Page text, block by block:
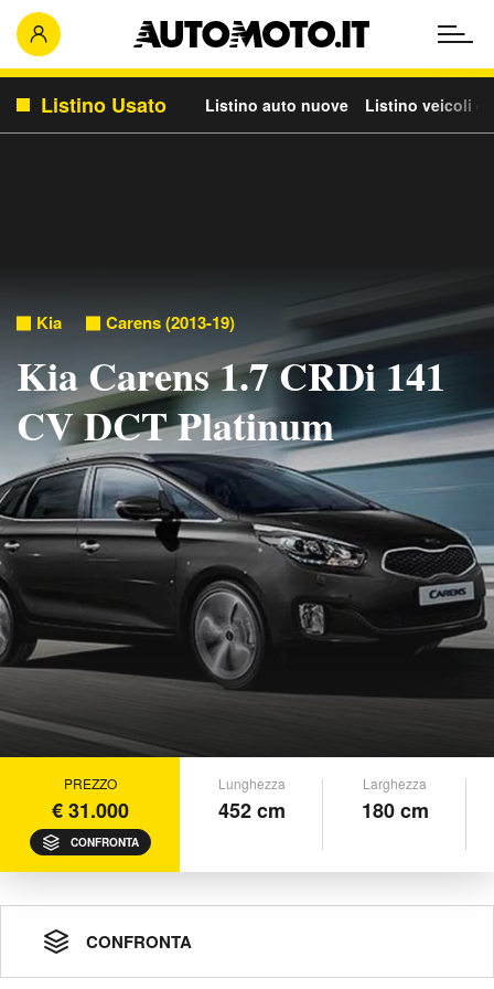
Listino Usato Listino auto nuove Listino veicoli
Kia Carens (2013-19)
Kia Carens 1.7 CRDi 141
CV DCT Platinum
PREZZO
€ 31.000
CONFRONTA
Lunghezza
452 cm
Larghezza
180 cm
CONFRONTA